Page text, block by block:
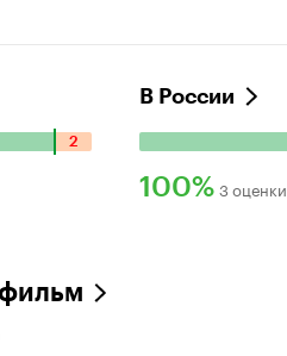
8.0
2
В России
Количество
положительных
оценок:
100% 3 оценки